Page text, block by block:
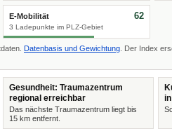
E-Mobilität
3 Ladepunkte im PLZ-Gebiet
62
Datenbasis und Gewichtung . Der Index
Gesundheit: Traumazentrum
regional erreichbar
Das nächste Traumazentrum liegt bis
15 km entfernt.